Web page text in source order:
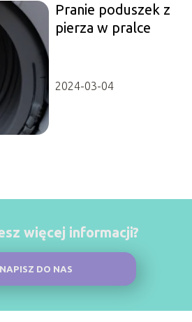
Pranie poduszek z
pierza w pralce
2024-03-04
więcej informacji?
NAPISZ DO NAS